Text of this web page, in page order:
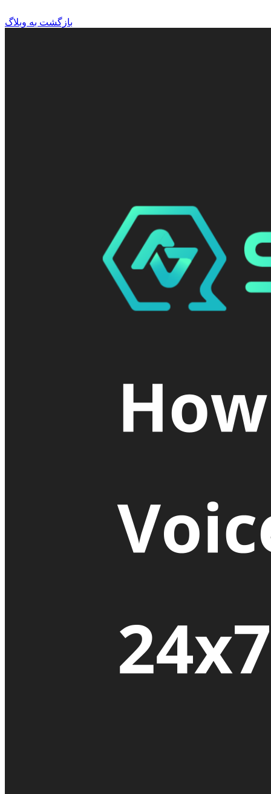
بازگشت به وبلاگ